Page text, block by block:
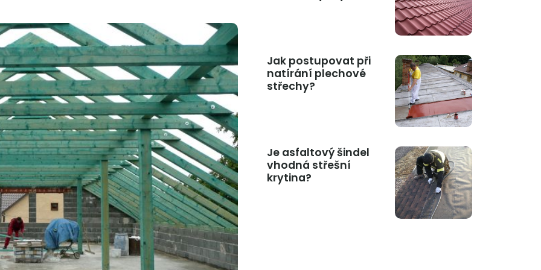
Jak postupovat při
natírání plechové
střechy?
Je asfaltový šindel
vhodná střešní
krytina?